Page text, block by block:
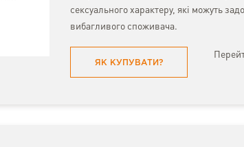
сексуального характеру, які можуть
вибагливого споживача.
ЯК КУПУВАТИ?